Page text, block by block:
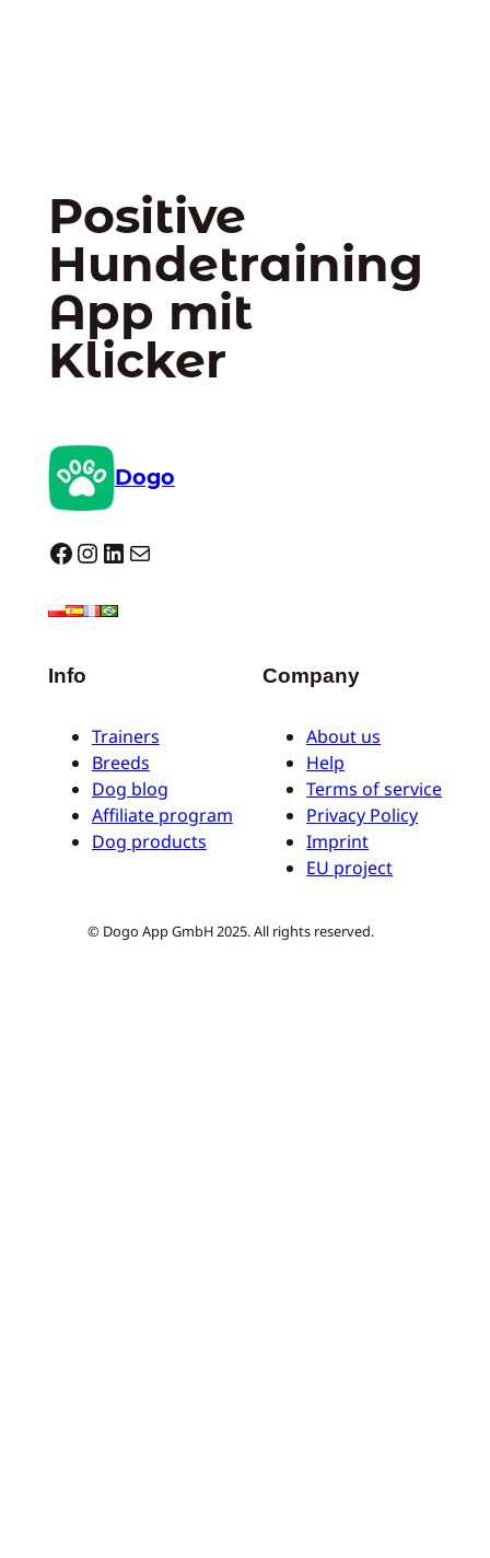
Positive
Hundetraining
App mit
Klicker
Dogo
Dogo facebook InstagramLinkedIn E-Mail
Info
Trainers
Breeds
Dog blog
Affiliate program
Dog products
Company
About us
Help
Terms of service
Privacy Policy
Imprint
EU project
© Dogo App GmbH 2025. All rights reserved.